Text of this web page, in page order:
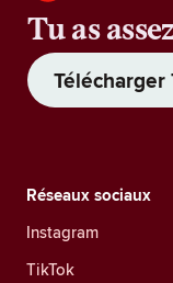
Tu as
Réseaux sociaux
Instagram
TikTok